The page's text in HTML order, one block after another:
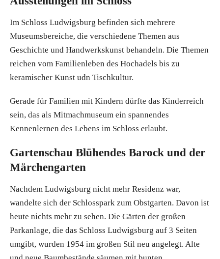
Im Schloss Ludwigsburg befinden sich mehrere
Museumsbereiche, die verschiedene Themen aus
Geschichte und Handwerkskunst behandeln. Die Themen
reichen vom Familienleben des Hochadels bis zu
keramischer Kunst udn Tischkultur.
Gerade für Familien mit Kindern dürfte das Kinderreich
sein, das als Mitmachmuseum ein spannendes
Kennenlernen des Lebens im Schloss erlaubt.
Gartenschau Blühendes Barock und der
Märchengarten
Nachdem Ludwigsburg nicht mehr Residenz war,
wandelte sich der Schlosspark zum Obstgarten. Davon ist
heute nichts mehr zu sehen. Die Gärten der großen
Parkanlage, die das Schloss Ludwigsburg auf 3 Seiten
umgibt, wurden 1954 im großen Stil neu angelegt. Alte